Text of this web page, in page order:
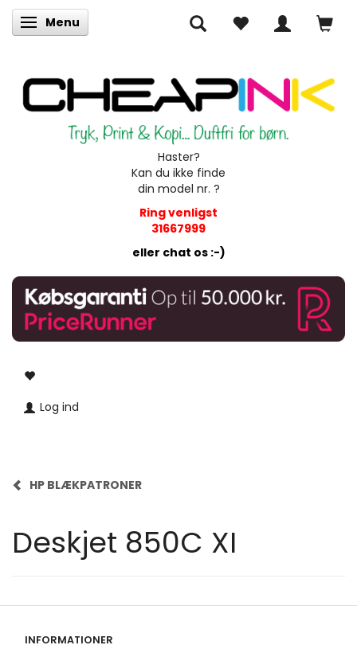
Skifte navigation
Menu
Haster?
Kan du ikke finde
din model nr. ?
Ring venligst
31667999
eller chat os :-)
Log ind
HP BLÆKPATRONER
Deskjet 850C XI
INFORMATIONER